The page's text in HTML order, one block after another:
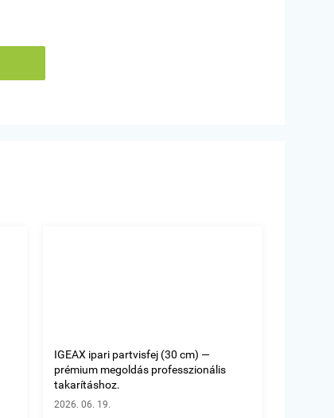
IGEAX ipari partvisfej (30 cm) —
prémium megoldás professzionális
takarításhoz.
2026. 06. 19.